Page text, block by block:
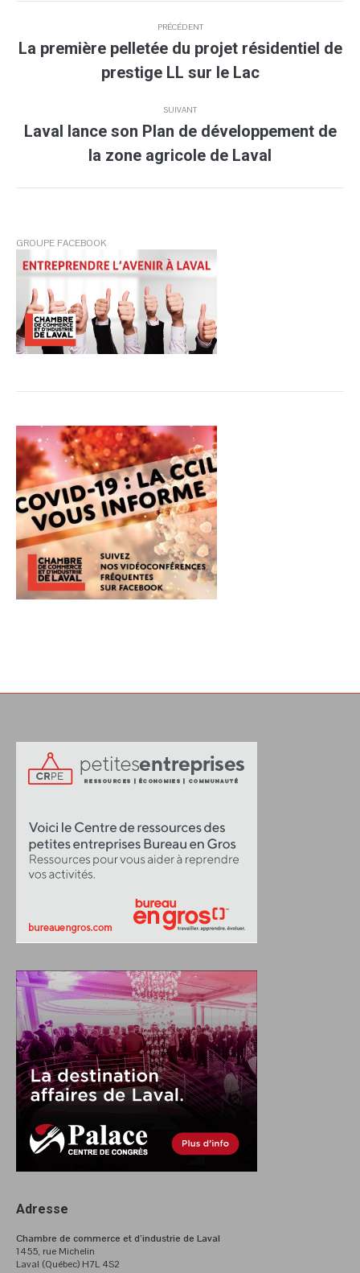
article
PRÉCÉDENT
Article
précédent
La première pelletée du projet résidentiel de
prestige LL sur le Lac
SUIVANT
suivant
Laval lance son Plan de développement de
la zone agricole de Laval
GROUPE FACEBOOK
Adresse
Chambre de commerce et d’industrie de Laval
1455, rue Michelin
Laval (Québec) H7L 4S2